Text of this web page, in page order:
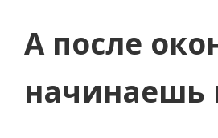
А после
начинаешь